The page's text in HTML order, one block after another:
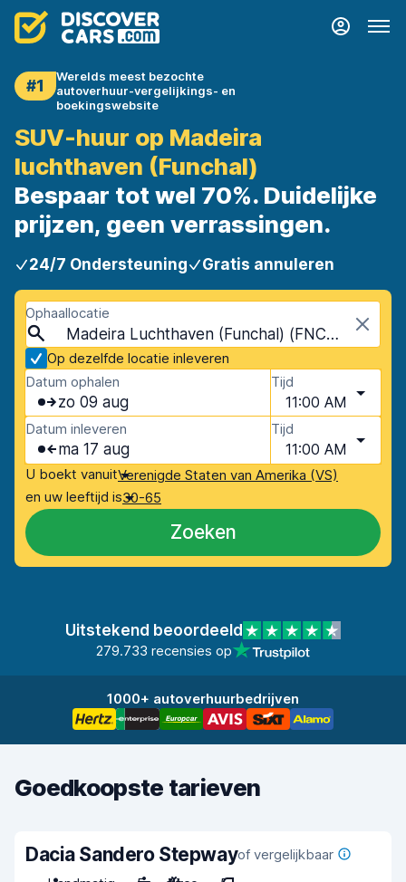
#1
Werelds meest bezochte
autoverhuur-vergelijkings- en
boekingswebsite
SUV-huur op Madeira
luchthaven (Funchal)
Bespaar tot wel 70%. Duidelijke
prijzen, geen verrassingen.
24/7 Ondersteuning Gratis annuleren
Ophaallocatie
Madeira Luchthaven (Funchal) (FNC), Madeira, Portugal
Op dezelfde locatie inleveren
Datum ophalen
zo 09 aug
Tijd
11:00 AM
Datum inleveren
ma 17 aug
Tijd
11:00 AM
U boekt vanuitVerenigde Staten van Amerika (VS)
en uw leeftijd is30-65
Zoeken
Uitstekend beoordeeld
279.733 recensies op
1000+ autoverhuurbedrijven
Goedkoopste tarieven
Dacia Sandero Stepwayof vergelijkbaar